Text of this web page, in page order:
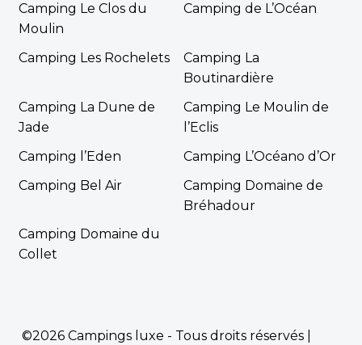
Camping Le Clos du
Moulin
Camping de L’Océan
Camping Les Rochelets
Camping La
Boutinardière
Camping La Dune de
Jade
Camping Le Moulin de
l’Eclis
Camping l’Eden
Camping L’Océano d’Or
Camping Bel Air
Camping Domaine de
Bréhadour
Camping Domaine du
Collet
©2026 Campings luxe - Tous droits réservés |